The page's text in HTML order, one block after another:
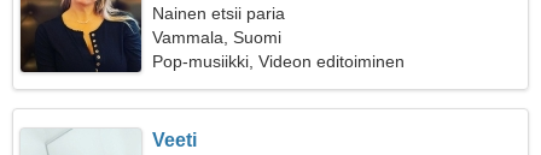
Nainen etsii paria
Vammala, Suomi
Pop-musiikki, Videon editoiminen
Veeti